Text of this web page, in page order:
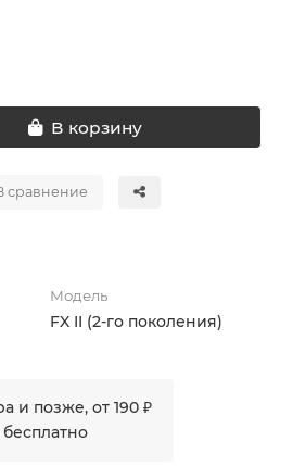
В корзину
сравнение
Модель
FX II (2-го поколения)
и позже, от 190 ₽